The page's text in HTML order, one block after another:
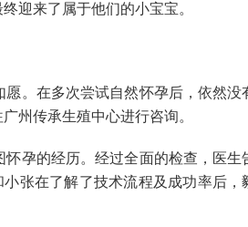
迎来了属于他们的小宝宝。
。在多次尝试自然怀孕后，依然没
州传承生殖中心进行咨询。
孕的经历。经过全面的检查，医生
张在了解了技术流程及成功率后，